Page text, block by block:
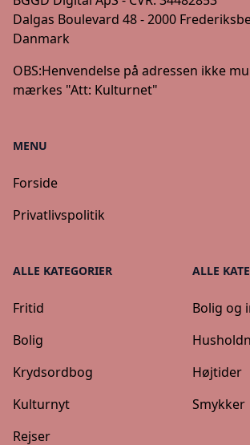
Dalgas Boulevard 48 - 2000
Danmark
OBS:Henvendelse på adressen ikke
mærkes "Att: Kulturnet"
MENU
Forside
Privatlivspolitik
ALLE KATEGORIER
Fritid
Bolig
Krydsordbog
Kulturnyt
Rejser
ALLE
Bolig og
Højtider
Smykker